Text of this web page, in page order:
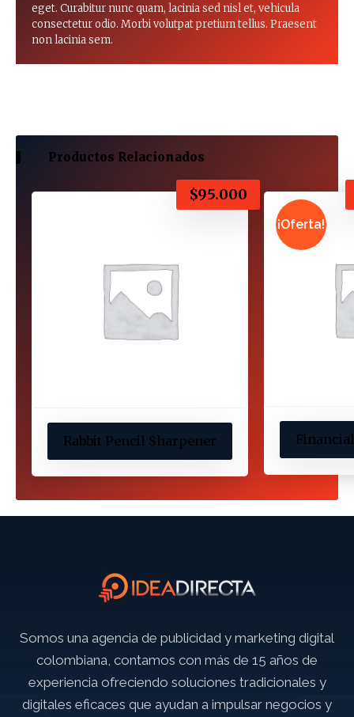
Productos Relacionados
Rabbit Pencil Sharpener
$95.000
¡Oferta!
eget. Curabitur nunc quam, lacinia sed nisl et, vehicula
consectetur odio. Morbi volutpat pretium tellus. Praesent
non lacinia sem.
Somos una agencia de publicidad y marketing digital
colombiana, contamos con más de 15 años de
experiencia ofreciendo soluciones tradicionales y
digitales eficaces que ayudan a impulsar negocios y